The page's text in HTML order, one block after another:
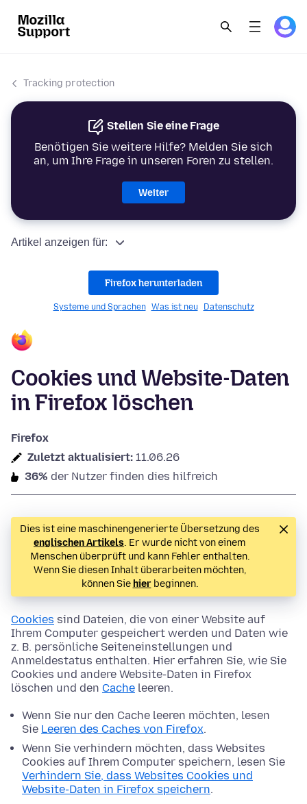
Tracking protection
Stellen Sie eine Frage
Benötigen Sie weitere Hilfe? Melden Sie sich
an, um Ihre Frage in unseren Foren zu stellen.
Weiter
Artikel anzeigen für:
Firefox herunterladen
Systeme und Sprachen Was ist neu Datenschutz
Cookies und Website-Daten
in Firefox löschen
Firefox
Zuletzt aktualisiert: 11.06.26
36% der Nutzer finden dies hilfreich
Dies ist eine maschinengenerierte Übersetzung des
englischen Artikels. Er wurde nicht von einem
Menschen überprüft und kann Fehler enthalten.
Wenn Sie diesen Inhalt überarbeiten möchten,
können Sie hierbeginnen.
Cookies sind Dateien, die von einer Website auf
Ihrem Computer gespeichert werden und Daten wie
z. B. persönliche Seiteneinstellungen und
Anmeldestatus enthalten. Hier erfahren Sie, wie Sie
Cookies und andere Website-Daten in Firefox
löschen und den Cache leeren.
Wenn Sie nur den Cache leeren möchten, lesen
Sie Leeren des Caches von Firefox.
Wenn Sie verhindern möchten, dass Websites
Cookies auf Ihrem Computer speichern, lesen Sie
Verhindern Sie, dass Websites Cookies und
Website-Daten in Firefox speichern.